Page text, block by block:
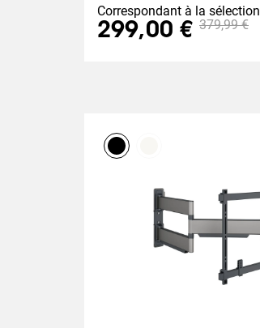
Correspondant à la sélection
299,00 € 379,99 €